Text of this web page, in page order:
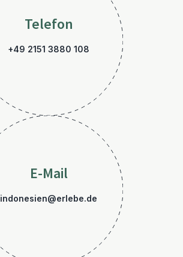
Telefon
+49 2151 3880 108
E-Mail
indonesien@erlebe.de